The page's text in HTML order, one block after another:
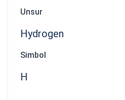
Unsur
Hydrogen
Simbol
H